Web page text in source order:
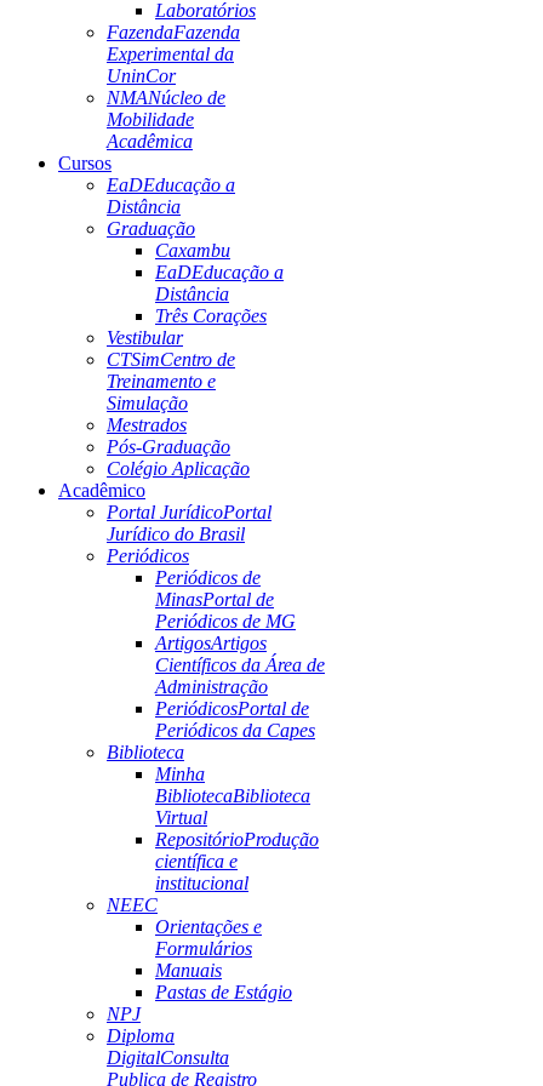
Laboratórios
FazendaFazenda
Experimental da
UninCor
NMANúcleo de
Mobilidade
Acadêmica
Cursos
EaDEducação a
Distância
Graduação
Caxambu
EaDEducação a
Distância
Três Corações
Vestibular
CTSimCentro de
Treinamento e
Simulação
Mestrados
Pós-Graduação
Colégio Aplicação
Acadêmico
Portal JurídicoPortal
Jurídico do Brasil
Periódicos
Periódicos de
MinasPortal de
Periódicos de MG
ArtigosArtigos
Científicos da Área de
Administração
PeriódicosPortal de
Periódicos da Capes
Biblioteca
Minha
BibliotecaBiblioteca
Virtual
RepositórioProdução
científica e
institucional
NEEC
Orientações e
Formulários
Manuais
Pastas de Estágio
NPJ
Diploma
DigitalConsulta
Publica de Registro